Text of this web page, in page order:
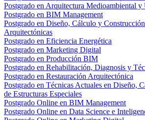
Postgrado en Arquitectura Medioambiental y
Postgrado en BIM Management
Postgrado en Diseño, Cálculo y
Arquitectónicas
Postgrado en Eficiencia Energética
Postgrado en Marketing Digital
Postgrado en Producción BIM
Postgrado en Rehabilitación, Diagnosis y
Postgrado en Restauración Arquitectónica
Postgrado en Técnicas Actuales en Diseño,
de Estructuras Especiales
Postgrado Online en BIM Management
Postgrado Online en Data Science e